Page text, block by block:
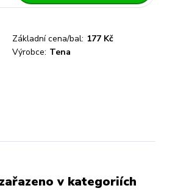
Základní cena/bal: 177 Kč
Výrobce: Tena
v kategoriích